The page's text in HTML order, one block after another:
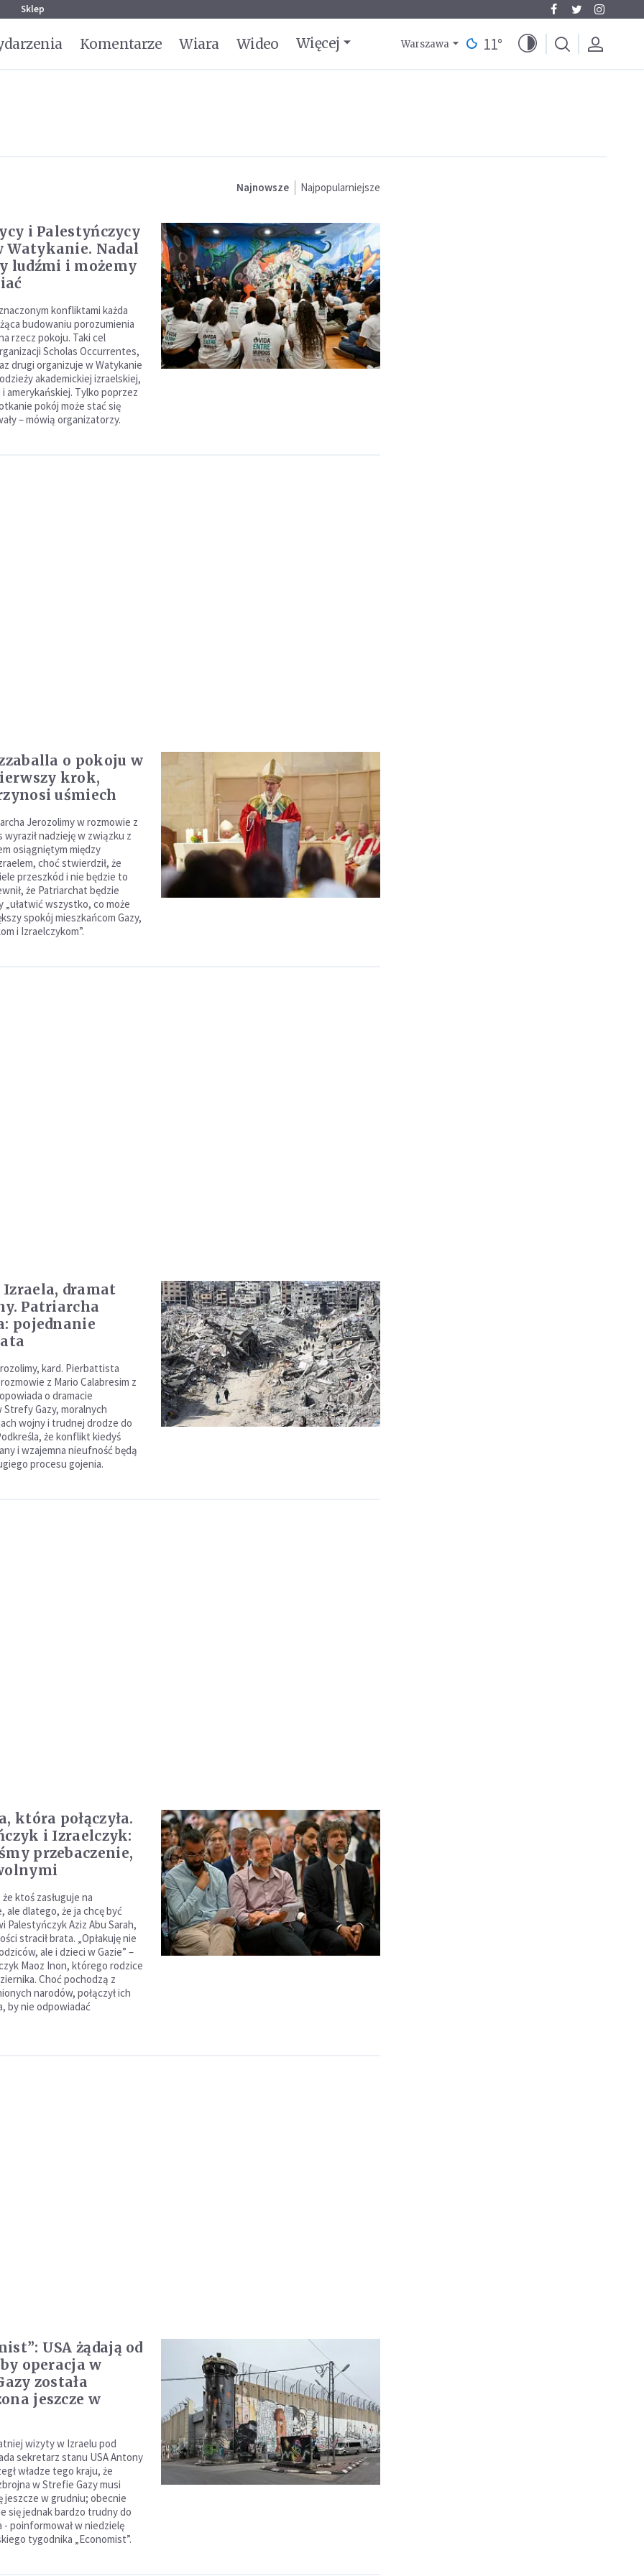
Sklep
Komentarze Wiara Wideo Więcej Warszawa 11°
Najnowsze Najpopularniejsze
i Palestyńczycy
Watykanie. Nadal
ludźmi i możemy
konfliktami każda
budowaniu porozumienia
rzecz pokoju. Taki cel
Scholas Occurrentes,
drugi organizuje w Watykanie
akademickiej izraelskiej,
amerykańskiej. Tylko poprzez
pokój może stać się
– mówią organizatorzy.
o pokoju w
krok,
uśmiech
Jerozolimy w rozmowie z
wyraził nadzieję w związku z
osiągniętym między
choć stwierdził, że
przeszkód i nie będzie to
że Patriarchat będzie
„ułatwić wszystko, co może
spokój mieszkańcom Gazy,
i Izraelczykom”.
dramat
Patriarcha
pojednanie
kard. Pierbattista
z Mario Calabresim z
o dramacie
Strefy Gazy, moralnych
wojny i trudnej drodze do
że konflikt kiedyś
i wzajemna nieufność będą
procesu gojenia.
która połączyła.
i Izraelczyk:
przebaczenie,
ktoś zasługuje na
ale dlatego, że ja chcę być
Palestyńczyk Aziz Abu Sarah,
stracił brata. „Opłakuję nie
ale i dzieci w Gazie” –
Maoz Inon, którego rodzice
Choć pochodzą z
narodów, połączył ich
by nie odpowiadać
USA żądają od
operacja w
została
jeszcze w
wizyty w Izraelu pod
sekretarz stanu USA Antony
władze tego kraju, że
w Strefie Gazy musi
jeszcze w grudniu; obecnie
się jednak bardzo trudny do
- poinformował w niedzielę
tygodnika „Economist”.